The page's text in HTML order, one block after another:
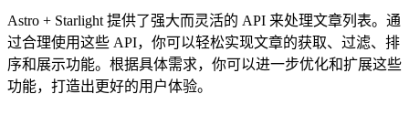
Astro + Starlight 提供了强大而灵活的 API 来处理文章列表。通
过合理使用这些 API，你可以轻松实现文章的获取、过滤、排
序和展示功能。根据具体需求，你可以进一步优化和扩展这些
功能，打造出更好的用户体验。